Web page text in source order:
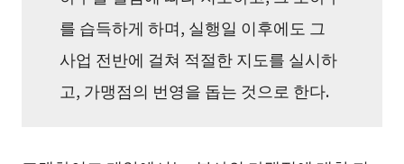
를 습득하게 하며, 실행일 이후에도 그
사업 전반에 걸쳐 적절한 지도를 실시하
고, 가맹점의 번영을 돕는 것으로 한다.